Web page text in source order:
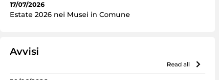
17/07/2026
Estate 2026 nei Musei in Comune
Avvisi
read all